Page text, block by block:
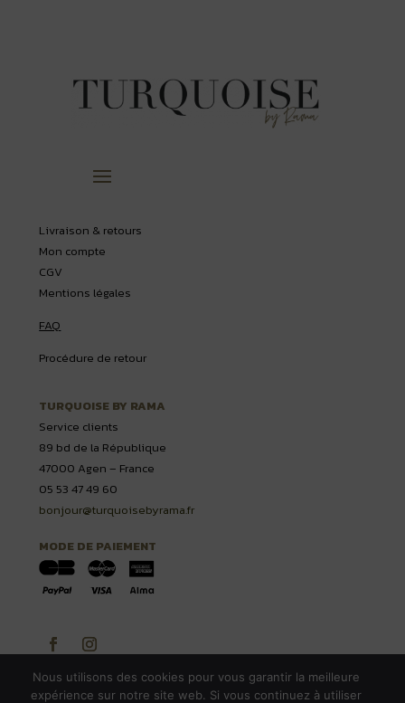
Livraison & retours
Mon compte
CGV
Mentions légales
FAQ
Procédure de retour
TURQUOISE BY RAMA
Service clients
89 bd de la République
47000 Agen – France
05 53 47 49 60
bonjour@turquoisebyrama.fr
MODE DE PAIEMENT
Nous utilisons des cookies pour vous garantir la meilleure
expérience sur notre site web. Si vous continuez à utiliser